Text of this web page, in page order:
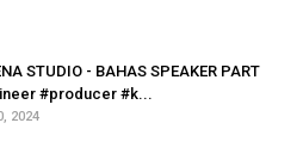
STUDIO - BAHAS SPEAKER PART
#producer #k...
2024